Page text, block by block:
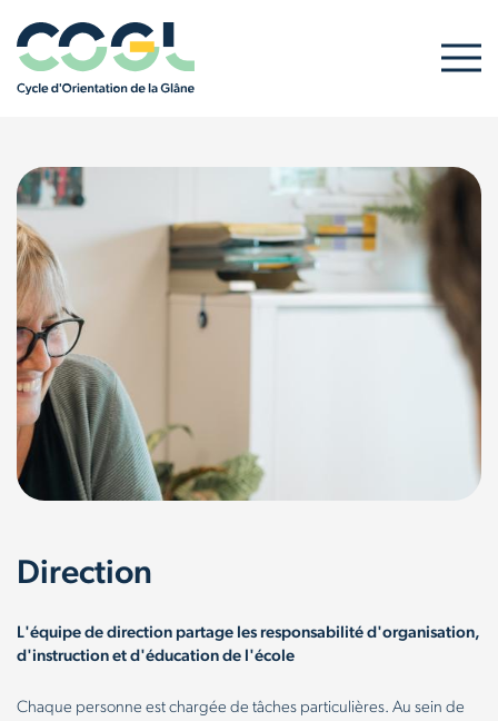
Direction
L'équipe de direction partage les responsabilité d'organisation,
d'instruction et d'éducation de l'école
Chaque personne est chargée de tâches particulières. Au sein de